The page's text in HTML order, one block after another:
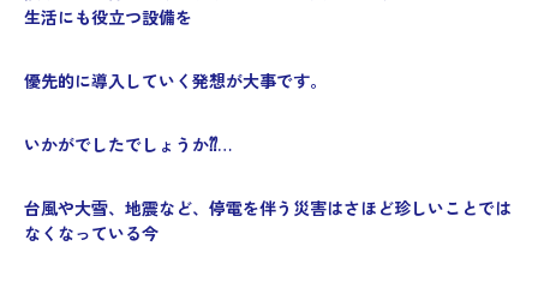
生活にも役立つ設備を
優先的に導入していく発想が大事です。
いかがでしたでしょうか⁇…
台風や大雪、地震など、停電を伴う災害はさほど珍しいことでは
なくなっている今